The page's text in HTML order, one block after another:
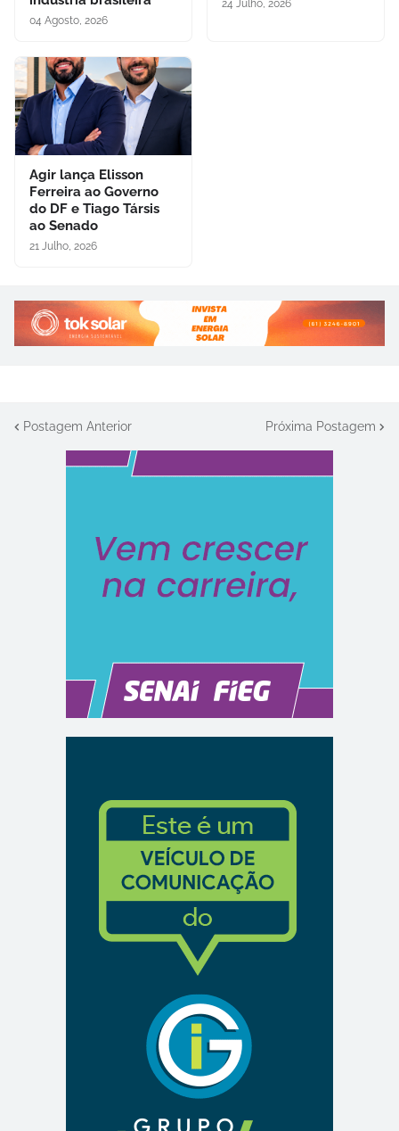
04 Agosto, 2026
24 Julho, 2026
Agir lança Elisson
Ferreira ao Governo
do DF e Tiago Társis
ao Senado
21 Julho, 2026
Postagem Anterior Próxima Postagem